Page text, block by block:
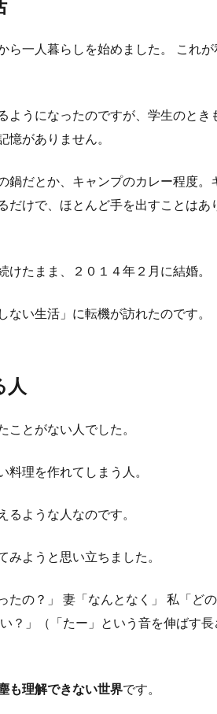
ら一人暮らしを始めました。 これが
ようになったのですが、学生のとき
憶がありません。
鍋だとか、キャンプのカレー程度。
だけで、ほとんど手を出すことはあ
たまま、２０１４年２月に結婚。
い生活」に転機が訪れたのです。
人
ことがない人でした。
料理を作れてしまう人。
るような人なのです。
みようと思い立ちました。
たの？」 妻「なんとなく」 私「ど
？」（「たー」という音を伸ばす
も理解できない世界です。